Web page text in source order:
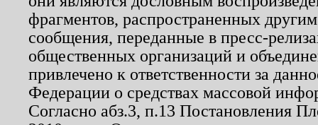
фрагментов, распространенных
сообщения, переданные в пресс-
общественных организаций и
привлечено к ответственности за
Федерации о средствах массовой
Согласно абз.3, п.13 Постановления